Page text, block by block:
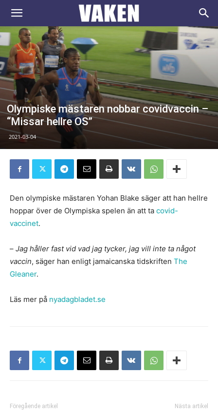
VAKEN.se
Olympiske mästaren nobbar covidvaccin –
“Missar hellre OS”
2021-03-04
Den olympiske mästaren Yohan Blake säger att han hellre
hoppar över de Olympiska spelen än att ta covid-
vaccinet.
– Jag håller fast vid vad jag tycker, jag vill inte ta något
vaccin, säger han enligt jamaicanska tidskriften The
Gleaner.
Läs mer på nyadagbladet.se
Föregående artikel Nästa artikel